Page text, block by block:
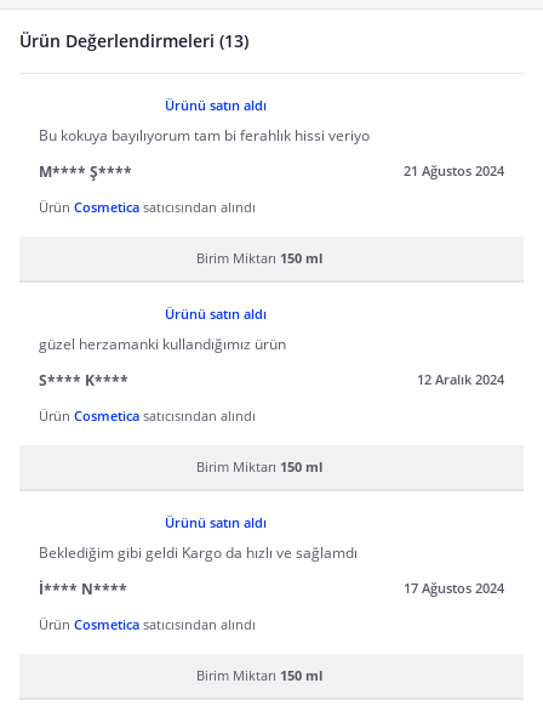
Ürün Değerlendirmeleri (13)
Ürünü satın aldı
Bu kokuya bayılıyorum tam bi ferahlık hissi veriyo
M**** Ş****
21 Ağustos 2024
Ürün Cosmetica satıcısından alındı
Birim Miktarı 150 ml
Ürünü satın aldı
güzel herzamanki kullandığımız ürün
S**** K****
12 Aralık 2024
Ürün Cosmetica satıcısından alındı
Birim Miktarı 150 ml
Ürünü satın aldı
Beklediğim gibi geldi Kargo da hızlı ve sağlamdı
İ**** N****
17 Ağustos 2024
Ürün Cosmetica satıcısından alındı
Birim Miktarı 150 ml